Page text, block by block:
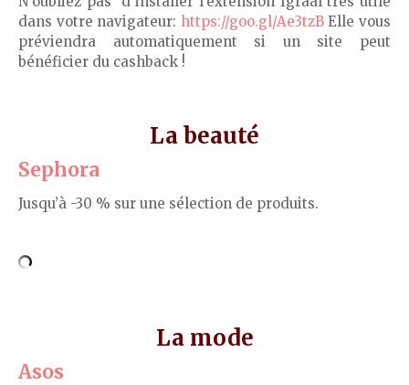
dans votre navigateur: https://goo.gl/Ae3tzBElle vous
préviendra automatiquement si un site peut
bénéficier du cashback !
La beauté
Sephora
Jusqu’à -30 % sur une sélection de produits.
La mode
Asos